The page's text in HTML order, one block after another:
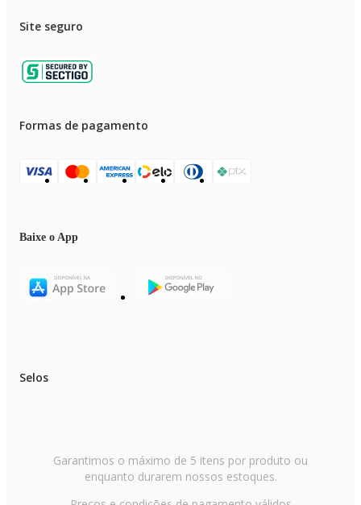
Site seguro
Formas de pagamento
Baixe o App
Selos
Garantimos o máximo de 5 itens por produto ou
enquanto durarem nossos estoques.